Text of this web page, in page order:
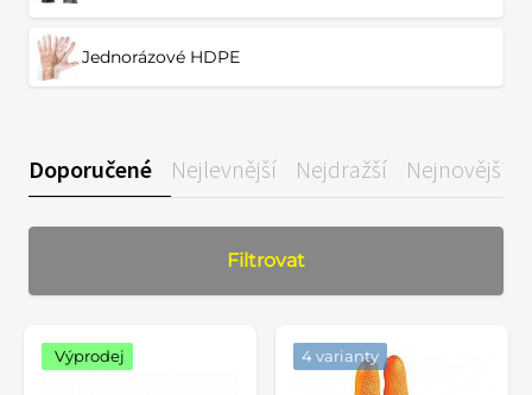
Jednorázové HDPE
Doporučené Nejlevnější Nejdražší Nejnovější
Filtrovat
Výprodej 4 varianty